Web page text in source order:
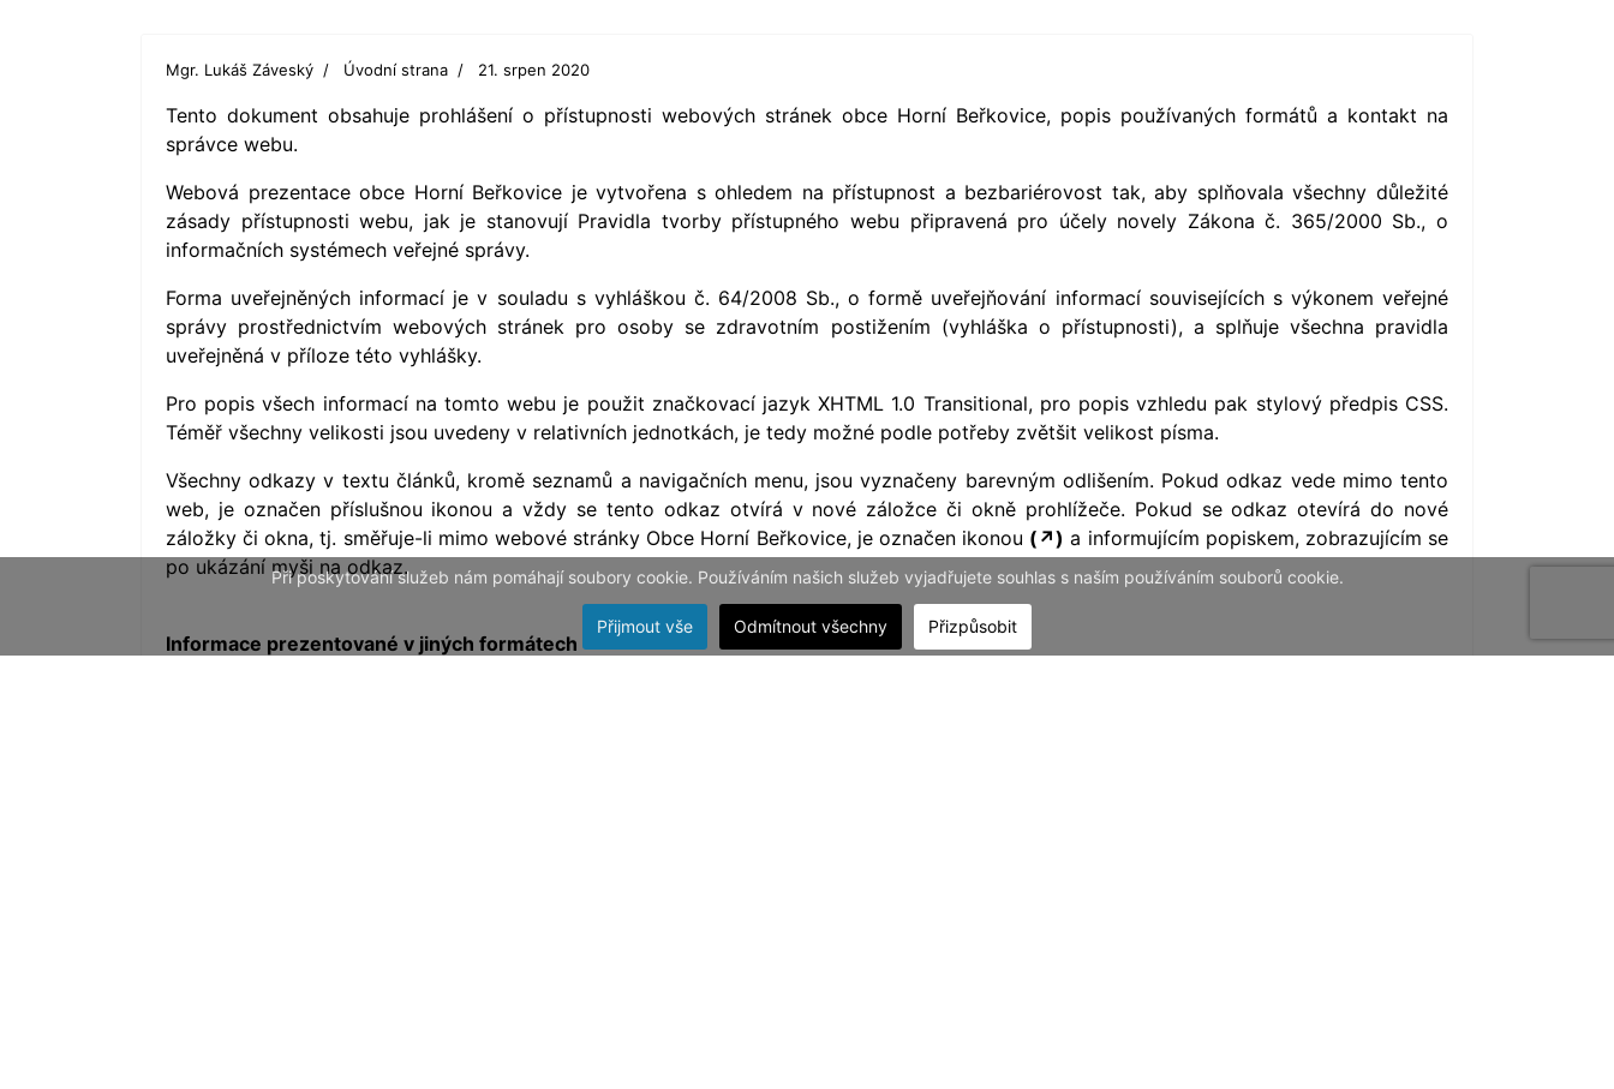
Mgr. Lukáš Záveský Úvodní strana 21. srpen 2020
Tento dokument obsahuje prohlášení o přístupnosti webových stránek obce Horní Beřkovice, popis používaných formátů a kontakt na
správce webu.
Webová prezentace obce Horní Beřkovice je vytvořena s ohledem na přístupnost a bezbariérovost tak, aby splňovala všechny důležité
zásady přístupnosti webu, jak je stanovují Pravidla tvorby přístupného webu připravená pro účely novely Zákona č. 365/2000 Sb., o
informačních systémech veřejné správy.
Forma uveřejněných informací je v souladu s vyhláškou č. 64/2008 Sb., o formě uveřejňování informací souvisejících s výkonem veřejné
správy prostřednictvím webových stránek pro osoby se zdravotním postižením (vyhláška o přístupnosti), a splňuje všechna pravidla
uveřejněná v příloze této vyhlášky.
Pro popis všech informací na tomto webu je použit značkovací jazyk XHTML 1.0 Transitional, pro popis vzhledu pak stylový předpis CSS.
Téměř všechny velikosti jsou uvedeny v relativních jednotkách, je tedy možné podle potřeby zvětšit velikost písma.
Všechny odkazy v textu článků, kromě seznamů a navigačních menu, jsou vyznačeny barevným odlišením. Pokud odkaz vede mimo tento
web, je označen příslušnou ikonou a vždy se tento odkaz otvírá v nové záložce či okně prohlížeče. Pokud se odkaz otevírá do nové
záložky či okna, tj. směřuje-li mimo webové stránky Obce Horní Beřkovice, je označen ikonou (↗) a informujícím popiskem, zobrazujícím se
po ukázání myši na odkaz.
Informace prezentované v jiných formátech
Při poskytování služeb nám pomáhají soubory cookie. Používáním našich služeb vyjadřujete souhlas s naším používáním souborů cookie.
Přijmout vše Odmítnout všechny Přizpůsobit